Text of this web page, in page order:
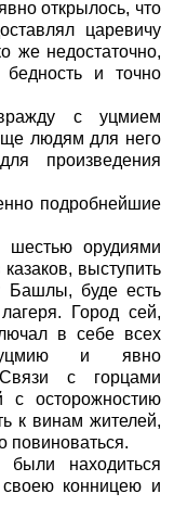
открылось, что
царевичу
же недостаточно,
и точно
с уцмием
людям для него
произведения
подробнейшие
орудиями
выступить
Башлы, буде есть
Город сей,
в себе всех
и явно
с горцами
с осторожностию
к винам жителей,
повиноваться.
находиться
своею конницею и